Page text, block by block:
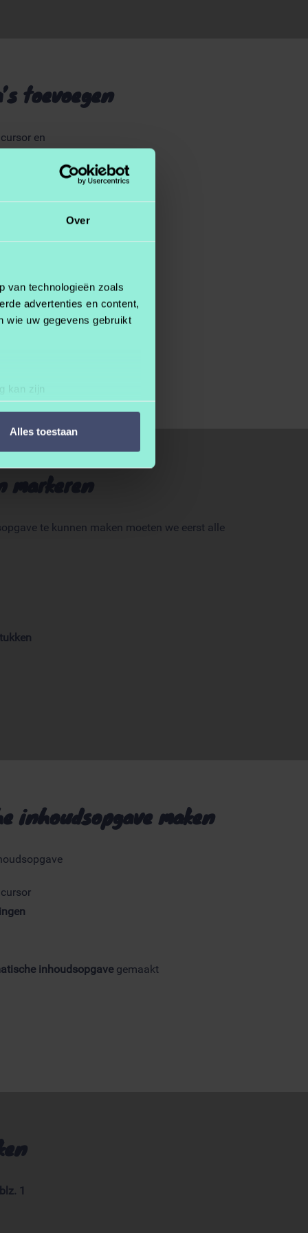
Over
van technologieën zoals
advertenties en content,
wie uw gegevens gebruikt
kan zijn
te bieden en om ons
partners voor social
die u aan ze heeft
Alles toestaan
toevoegen
en
beeld te krijgen:
markeren
te kunnen maken moeten we eerst alle
inhoudsopgave maken
inhoudsopgavegemaakt
blz. 1